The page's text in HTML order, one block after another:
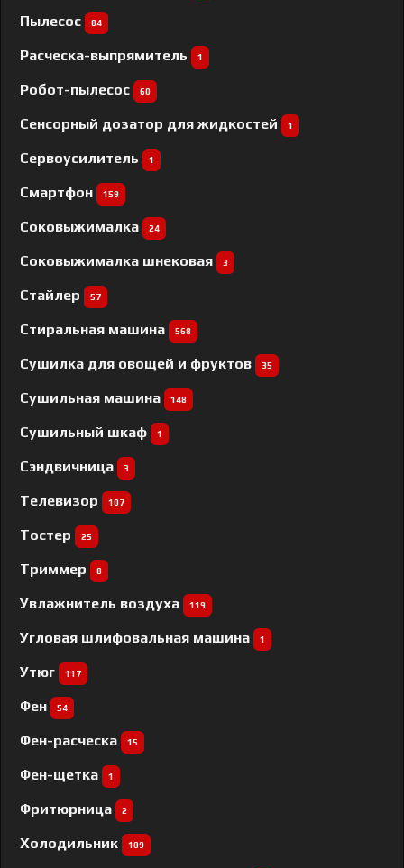
Пылесос 84
Расческа-выпрямитель 1
Робот-пылесос 60
Сенсорный дозатор для жидкостей 1
Сервоусилитель 1
Смартфон 159
Соковыжималка 24
Соковыжималка шнековая 3
Стайлер 57
Стиральная машина 568
Сушилка для овощей и фруктов 35
Сушильная машина 148
Сушильный шкаф 1
Сэндвичница 3
Телевизор 107
Тостер 25
Триммер 8
Увлажнитель воздуха 119
Угловая шлифовальная машина 1
Утюг 117
Фен 54
Фен-расческа 15
Фен-щетка 1
Фритюрница 2
Холодильник 189